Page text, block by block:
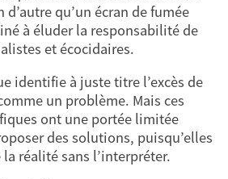
qu’un écran de fumée
à éluder la responsabilité de
et écocidaires.
identifie à juste titre l’excès de
un problème. Mais ces
ont une portée limitée
des solutions, puisqu’elles
réalité sans l’interpréter.